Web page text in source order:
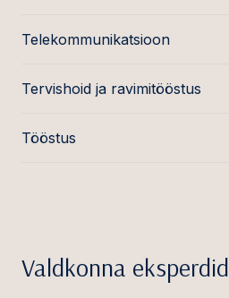
Telekommunikatsioon
Tervishoid ja ravimitööstus
Tööstus
Valdkonna eksperdid